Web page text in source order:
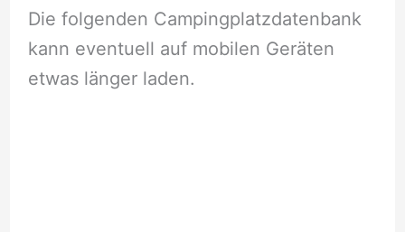
Die folgenden Campingplatzdatenbank
kann eventuell auf mobilen Geräten
etwas länger laden.